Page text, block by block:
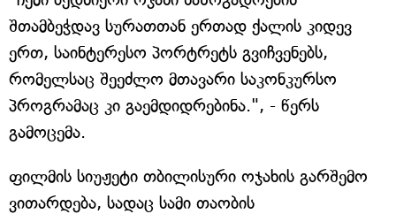
შთამბეჭდავ სურათთან ერთად ქალის კიდევ
ერთ, საინტერესო პორტრეტს გვიჩვენებს,
რომელსაც შეეძლო მთავარი საკონკურსო
პროგრამაც კი გაემდიდრებინა.", - წერს
გამოცემა.
ფილმის სიუჟეტი თბილისური ოჯახის გარშემო
ვითარდება, სადაც სამი თაობის